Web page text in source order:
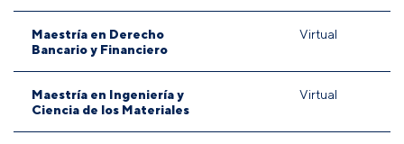
Maestría en Derecho
Bancario y Financiero
Virtual
Maestría en Ingeniería y
Ciencia de los Materiales
Virtual